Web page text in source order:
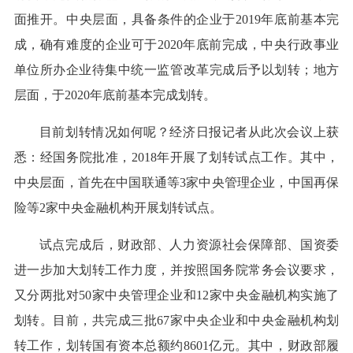
面推开。中央层面，具备条件的企业于2019年底前基本完
成，确有难度的企业可于2020年底前完成，中央行政事业
单位所办企业待集中统一监管改革完成后予以划转；地方
层面，于2020年底前基本完成划转。
目前划转情况如何呢？经济日报记者从此次会议上获
悉：经国务院批准，2018年开展了划转试点工作。其中，
中央层面，首先在中国联通等3家中央管理企业，中国再保
险等2家中央金融机构开展划转试点。
试点完成后，财政部、人力资源社会保障部、国资委
进一步加大划转工作力度，并按照国务院常务会议要求，
又分两批对50家中央管理企业和12家中央金融机构实施了
划转。目前，共完成三批67家中央企业和中央金融机构划
转工作，划转国有资本总额约8601亿元。其中，财政部履